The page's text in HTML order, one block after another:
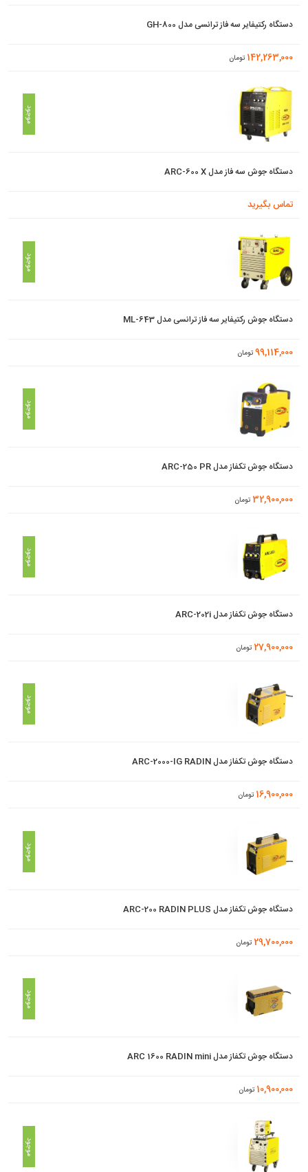
دستگاه رکتیفایر سه فاز ترانسی مدل GH-800
142,263,000 تومان
موجود
دستگاه جوش سه فاز مدل ARC-600 X
تماس بگیرید
موجود
دستگاه جوش رکتیفایر سه فاز ترانسی مدل ML-643
99,114,000 تومان
موجود
دستگاه جوش تکفاز مدل ARC-250 PR
32,900,000 تومان
موجود
دستگاه جوش تکفاز مدل ARC-202i
27,900,000 تومان
موجود
دستگاه جوش تکفاز مدل ARC-2000-IG RADIN
16,900,000 تومان
موجود
دستگاه جوش تکفاز مدل ARC-200 RADIN PLUS
29,700,000 تومان
موجود
دستگاه جوش تکفاز مدل ARC 1600 RADIN mini
10,900,000 تومان
موجود